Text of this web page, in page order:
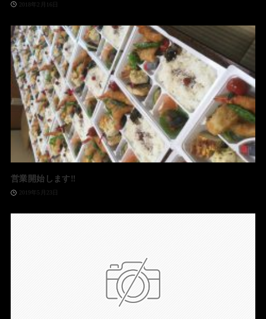
2018年2月16日
営業開始します‼️
2019年5月23日